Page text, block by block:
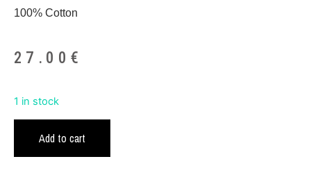
100% Cotton
27.00 €
1 in stock
Add to cart